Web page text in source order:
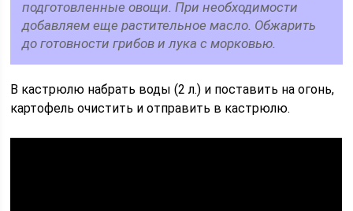
подготовленные овощи. При необходимости
добавляем еще растительное масло. Обжарить
до готовности грибов и лука с морковью.
В кастрюлю набрать воды (2 л.) и поставить на огонь,
картофель очистить и отправить в кастрюлю.